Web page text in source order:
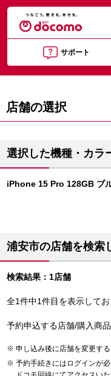
サポート
店舗の選択
選択した機種・カラ
iPhone 15 Pro 128GB ブ
浦安市の店舗を検索
検索結果：1店舗
全1件中1件目を表示して
予約申込する店舗/購入商
申し込み後に店舗を変更する
予約手続きにはログインが必